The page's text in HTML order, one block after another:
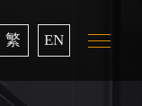
繁 EN